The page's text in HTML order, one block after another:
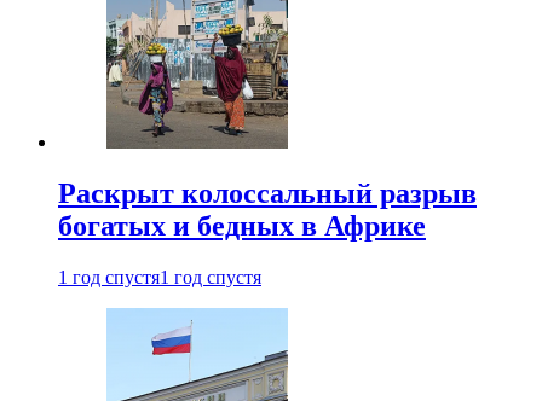
Раскрыт колоссальный разрыв
богатых и бедных в Африке
1 год спустя1 год спустя